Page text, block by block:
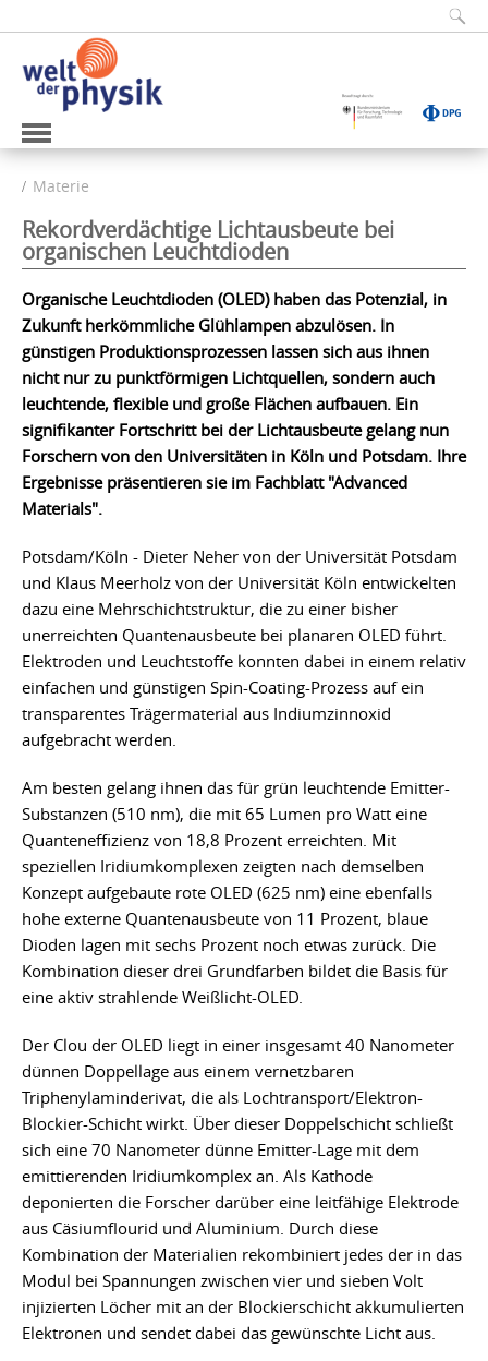
Materie
Rekordverdächtige Lichtausbeute bei
organischen Leuchtdioden
Organische Leuchtdioden (OLED) haben das Potenzial, in
Zukunft herkömmliche Glühlampen abzulösen. In
günstigen Produktionsprozessen lassen sich aus ihnen
nicht nur zu punktförmigen Lichtquellen, sondern auch
leuchtende, flexible und große Flächen aufbauen. Ein
signifikanter Fortschritt bei der Lichtausbeute gelang nun
Forschern von den Universitäten in Köln und Potsdam. Ihre
Ergebnisse präsentieren sie im Fachblatt "Advanced
Materials".
Potsdam/Köln - Dieter Neher von der Universität Potsdam
und Klaus Meerholz von der Universität Köln entwickelten
dazu eine Mehrschichtstruktur, die zu einer bisher
unerreichten Quantenausbeute bei planaren OLED führt.
Elektroden und Leuchtstoffe konnten dabei in einem relativ
einfachen und günstigen Spin-Coating-Prozess auf ein
transparentes Trägermaterial aus Indiumzinnoxid
aufgebracht werden.
Am besten gelang ihnen das für grün leuchtende Emitter-
Substanzen (510 nm), die mit 65 Lumen pro Watt eine
Quanteneffizienz von 18,8 Prozent erreichten. Mit
speziellen Iridiumkomplexen zeigten nach demselben
Konzept aufgebaute rote OLED (625 nm) eine ebenfalls
hohe externe Quantenausbeute von 11 Prozent, blaue
Dioden lagen mit sechs Prozent noch etwas zurück. Die
Kombination dieser drei Grundfarben bildet die Basis für
eine aktiv strahlende Weißlicht-OLED.
Der Clou der OLED liegt in einer insgesamt 40 Nanometer
dünnen Doppellage aus einem vernetzbaren
Triphenylaminderivat, die als Lochtransport/Elektron-
Blockier-Schicht wirkt. Über dieser Doppelschicht schließt
sich eine 70 Nanometer dünne Emitter-Lage mit dem
emittierenden Iridiumkomplex an. Als Kathode
deponierten die Forscher darüber eine leitfähige Elektrode
aus Cäsiumflourid und Aluminium. Durch diese
Kombination der Materialien rekombiniert jedes der in das
Modul bei Spannungen zwischen vier und sieben Volt
injizierten Löcher mit an der Blockierschicht akkumulierten
Elektronen und sendet dabei das gewünschte Licht aus.